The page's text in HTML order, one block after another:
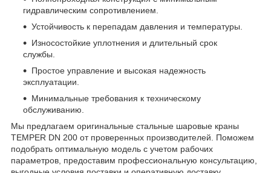
гидравлическим сопротивлением.
Устойчивость к перепадам давления и температуры.
Износостойкие уплотнения и длительный срок
службы.
Простое управление и высокая надежность
эксплуатации.
Минимальные требования к техническому
обслуживанию.
Мы предлагаем оригинальные стальные шаровые краны
TEMPER DN 200 от проверенных производителей. Поможем
подобрать оптимальную модель с учетом рабочих
параметров, предоставим профессиональную консультацию,